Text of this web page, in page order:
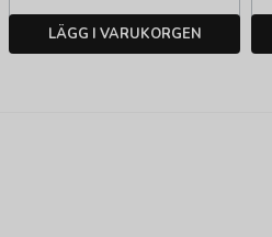
LÄGG I VARUKORGEN